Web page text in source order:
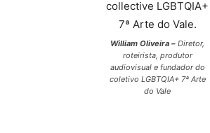
William Oliveira – Diretor,
roteirista, produtor
audiovisual e fundador do
coletivo LGBTQIA+ 7ª Arte
do Vale